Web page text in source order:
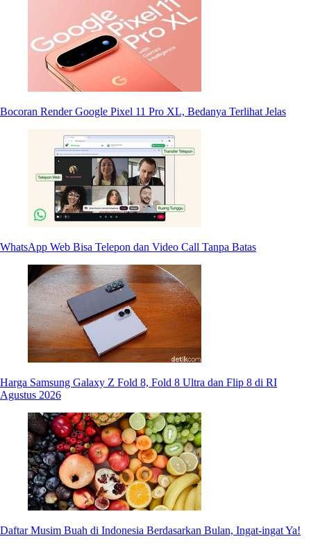
Bocoran Render Google Pixel 11 Pro XL, Bedanya Terlihat Jelas
WhatsApp Web Bisa Telepon dan Video Call Tanpa Batas
Harga Samsung Galaxy Z Fold 8, Fold 8 Ultra dan Flip 8 di RI
Agustus 2026
Daftar Musim Buah di Indonesia Berdasarkan Bulan, Ingat-ingat Ya!